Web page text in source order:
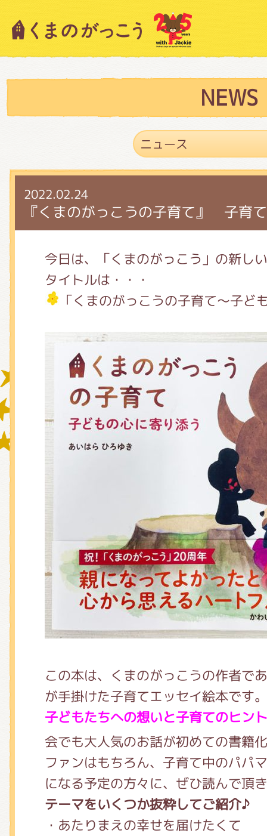
NEWS
2022.02.24
『くまのがっこうの子育て』 子育
今日は、「くまのがっこう」の新し
タイトルは・・・
「くまのがっこうの子育て～子ど
この本は、くまのがっこうの作者で
が手掛けた子育てエッセイ絵本です。
子どもたちへの想いと子育てのヒン
会でも大人気のお話が初めての書籍化
ファンはもちろん、子育て中のパパ
になる予定の方々に、ぜひ読んで頂
テーマをいくつか抜粋してご紹介♪
・あたりまえの幸せを届けたくて
キャラクター紹介
スタッフブログ
絵本・作家紹介
ショップインフォメーション
ミュージカル・コンサート
おたのしみコンテンツ(クイズ・
くまのがっこう しょくいんしつ
くまのがっこう 家庭科部